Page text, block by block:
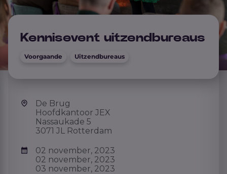
Kennisevent uitzendbureaus
Voorgaande Uitzendbureaus
De Brug
Hoofdkantoor JEX
Nassaukade 5
3071 JL Rotterdam
02 november, 2023
02 november, 2023
03 november, 2023